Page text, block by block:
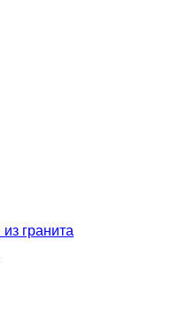
гранита